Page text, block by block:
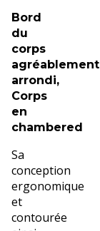
Bord
du
corps
agréablement
arrondi,
Corps
en
chambered
Sa
conception
ergonomique
et
contourée